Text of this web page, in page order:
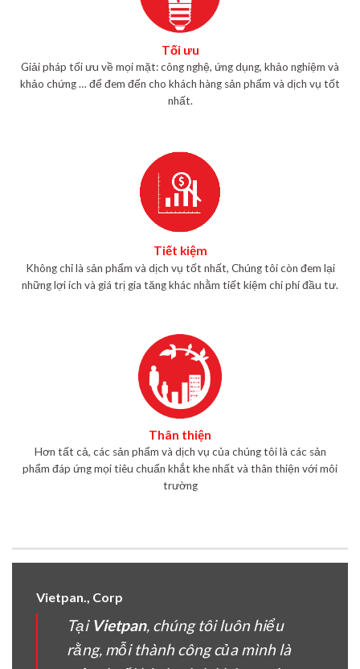
Tối ưu
Giải pháp tối ưu về mọi mặt: công nghệ, ứng dụng, khảo nghiệm và
khảo chứng … để đem đến cho khách hàng sản phẩm và dịch vụ tốt
nhất.
Tiết kiệm
Không chỉ là sản phẩm và dịch vụ tốt nhất, Chúng tôi còn đem lại
những lợi ích và giá trị gia tăng khác nhằm tiết kiệm chi phí đầu tư.
Thân thiện
Hơn tất cả, các sản phẩm và dịch vụ của chúng tôi là các sản
phẩm đáp ứng mọi tiêu chuẩn khắt khe nhất và thân thiện với môi
trường
Vietpan., Corp
Tại Vietpan, chúng tôi luôn hiểu
rằng, mỗi thành công của mình là